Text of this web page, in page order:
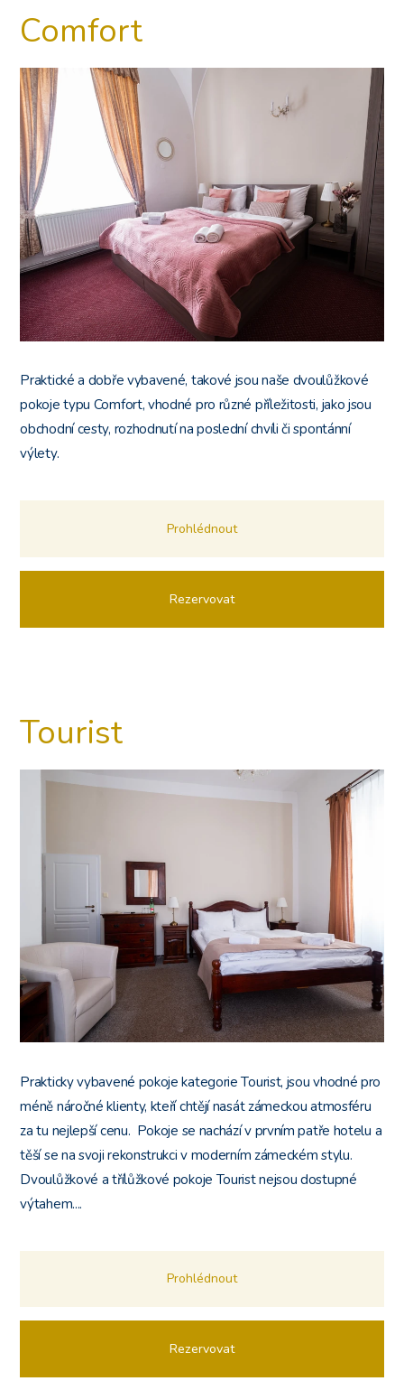
Comfort
Praktické a dobře vybavené, takové jsou naše dvoulůžkové
pokoje typu Comfort, vhodné pro různé příležitosti, jako jsou
obchodní cesty, rozhodnutí na poslední chvíli či spontánní
výlety.
Prohlédnout
Rezervovat
Tourist
Prakticky vybavené pokoje kategorie Tourist, jsou vhodné pro
méně náročné klienty, kteří chtějí nasát zámeckou atmosféru
za tu nejlepší cenu. Pokoje se nachází v prvním patře hotelu a
těší se na svoji rekonstrukci v moderním zámeckém stylu.
Dvoulůžkové a třílůžkové pokoje Tourist nejsou dostupné
výtahem....
Prohlédnout
Rezervovat